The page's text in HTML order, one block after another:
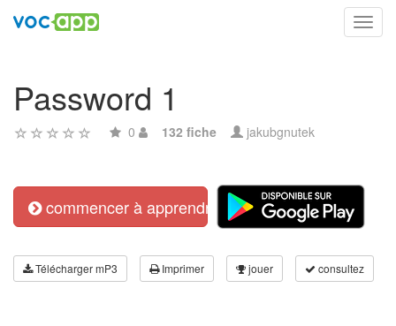
Password 1
0 132 fiche jakubgnutek
commencer à apprendre
Télécharger mP3 Imprimer jouer consultez